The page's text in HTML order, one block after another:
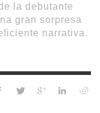
la debutante
gran sorpresa
narrativa.